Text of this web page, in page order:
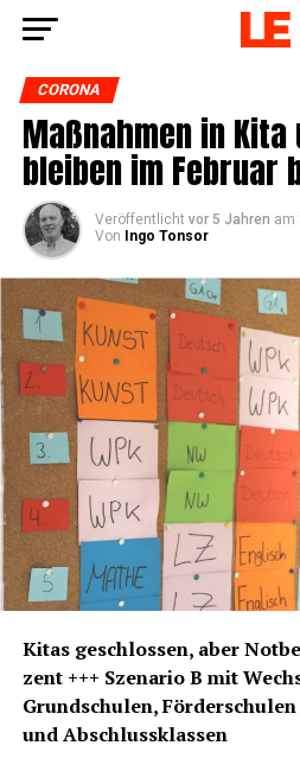
CORONA
Maß­nah­men in Kita
blei­ben im Febru­ar
Veröffentlicht vor 5 Jahren am
Von
Ingo Tonsor
Kitas geschlos­sen, aber
zent +++ Sze­na­rio B mit
Grund­schu­len,
und Abschlussklassen